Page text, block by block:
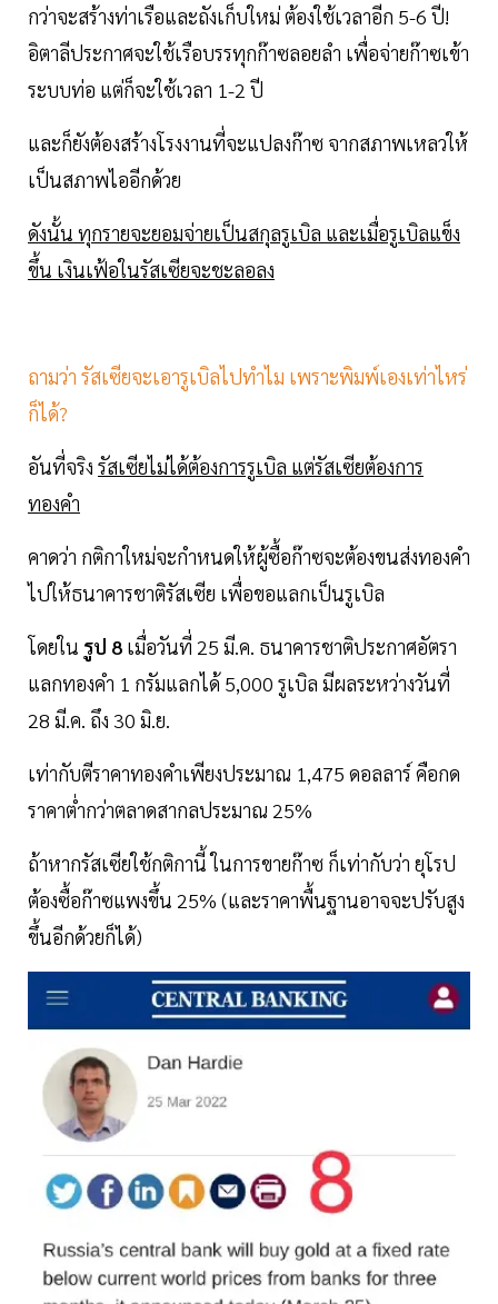
กว่าจะสร้างท่าเรือและถังเก็บใหม่ ต้องใช้เวลาอีก 5-6 ปี!
อิตาลีประกาศจะใช้เรือบรรทุกก๊าซลอยลำ เพื่อจ่ายก๊าซเข้า
ระบบท่อ แต่ก็จะใช้เวลา 1-2 ปี
และก็ยังต้องสร้างโรงงานที่จะแปลงก๊าซ จากสภาพเหลวให้
เป็นสภาพไออีกด้วย
ดังนั้น ทุกรายจะยอมจ่ายเป็นสกุลรูเบิล และเมื่อรูเบิลแข็ง
ขึ้น เงินเฟ้อในรัสเซียจะชะลอลง
ถามว่า รัสเซียจะเอารูเบิลไปทำไม เพราะพิมพ์เองเท่าไหร่
ก็ได้?
อันที่จริง รัสเซียไม่ได้ต้องการรูเบิล แต่รัสเซียต้องการ
ทองคำ
คาดว่า กติกาใหม่จะกำหนดให้ผู้ซื้อก๊าซจะต้องขนส่งทองคำ
ไปให้ธนาคารชาติรัสเซีย เพื่อขอแลกเป็นรูเบิล
โดยใน รูป 8 เมื่อวันที่ 25 มี.ค. ธนาคารชาติประกาศอัตรา
แลกทองคำ 1 กรัมแลกได้ 5,000 รูเบิล มีผลระหว่างวันที่
28 มี.ค. ถึง 30 มิ.ย.
เท่ากับตีราคาทองคำเพียงประมาณ 1,475 ดอลลาร์ คือกด
ราคาต่ำกว่าตลาดสากลประมาณ 25%
ถ้าหากรัสเซียใช้กติกานี้ ในการขายก๊าซ ก็เท่ากับว่า ยุโรป
ต้องซื้อก๊าซแพงขึ้น 25% (และราคาพื้นฐานอาจจะปรับสูง
ขึ้นอีกด้วยก็ได้)